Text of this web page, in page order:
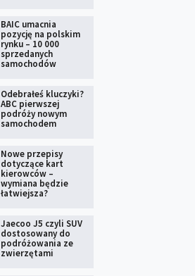
BAIC umacnia
pozycję na polskim
rynku – 10 000
sprzedanych
samochodów
Odebrałeś kluczyki?
ABC pierwszej
podróży nowym
samochodem
Nowe przepisy
dotyczące kart
kierowców –
wymiana będzie
łatwiejsza?
Jaecoo J5 czyli SUV
dostosowany do
podróżowania ze
zwierzętami